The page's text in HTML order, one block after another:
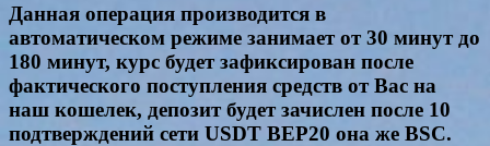
Данная операция производится в
автоматическом режиме занимает от 30 минут до
180 минут, курс будет зафиксирован после
фактического поступления средств от Вас на
наш кошелек, депозит будет зачислен после 10
подтверждений сети USDT BEP20 она же BSC.